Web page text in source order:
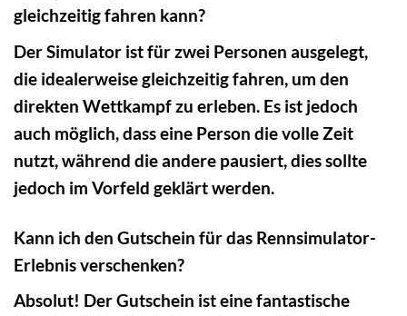
gleichzeitig fahren kann?
Der Simulator ist für zwei Personen ausgelegt,
die idealerweise gleichzeitig fahren, um den
direkten Wettkampf zu erleben. Es ist jedoch
auch möglich, dass eine Person die volle Zeit
nutzt, während die andere pausiert, dies sollte
jedoch im Vorfeld geklärt werden.
Kann ich den Gutschein für das Rennsimulator-
Erlebnis verschenken?
Absolut! Der Gutschein ist eine fantastische